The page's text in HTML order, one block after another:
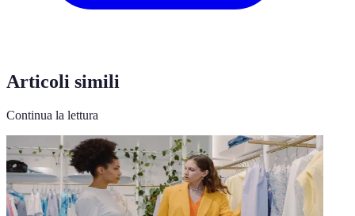
Articoli simili
Continua la lettura